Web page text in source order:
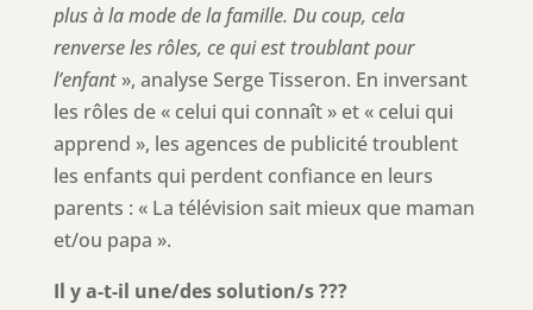
plus à la mode de la famille. Du coup, cela
renverse les rôles, ce qui est troublant pour
l’enfant», analyse Serge Tisseron. En inversant
les rôles de « celui qui connaît » et « celui qui
apprend », les agences de publicité troublent
les enfants qui perdent confiance en leurs
parents : « La télévision sait mieux que maman
et/ou papa ».
Il y a-t-il une/des solution/s ???